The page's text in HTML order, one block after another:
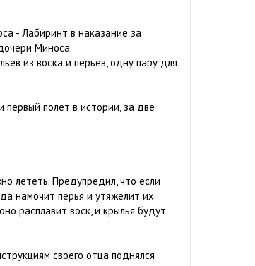
- Лабиринт в наказание за
Миноса.
из воска и перьев, одну пару для
полет в истории, за две
лететь. Предупредил, что если
намочит перья и утяжелит их.
расплавит воск, и крылья будут
своего отца поднялся